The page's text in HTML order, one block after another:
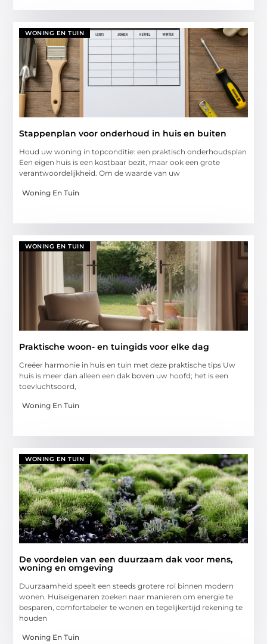
WONING EN TUIN
Stappenplan voor onderhoud in huis en buiten
Houd uw woning in topconditie: een praktisch onderhoudsplan
Een eigen huis is een kostbaar bezit, maar ook een grote
verantwoordelijkheid. Om de waarde van uw
Woning En Tuin
WONING EN TUIN
Praktische woon- en tuingids voor elke dag
Creëer harmonie in huis en tuin met deze praktische tips Uw
huis is meer dan alleen een dak boven uw hoofd; het is een
toevluchtsoord,
Woning En Tuin
WONING EN TUIN
De voordelen van een duurzaam dak voor mens,
woning en omgeving
Duurzaamheid speelt een steeds grotere rol binnen modern
wonen. Huiseigenaren zoeken naar manieren om energie te
besparen, comfortabeler te wonen en tegelijkertijd rekening te
houden
Woning En Tuin